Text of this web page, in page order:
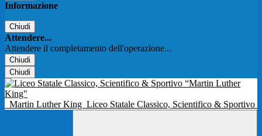
Informazione
Chiudi
Attendere...
Attendere il completamento dell'operazione...
Chiudi
Chiudi
Martin Luther King Liceo Statale Classico, Scientifico & Sportivo